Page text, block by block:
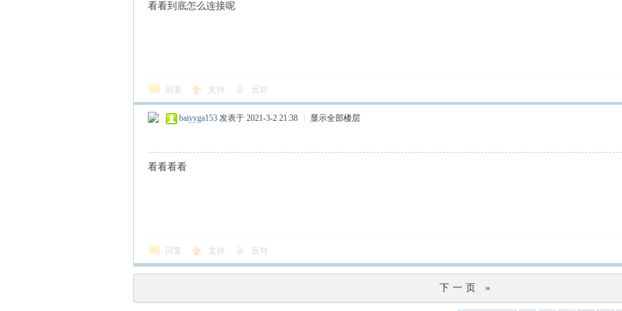
看看到底怎么连接呢
回复 支持 反对
baiyyga153 发表于 2021-3-2 21:38 显示全部楼层
看看看看
回复 支持 反对
下一页 »